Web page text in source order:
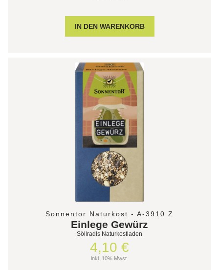
Sonnentor Naturkost - A-3910 Z
Einlege Gewürz
Söllradls Naturkostladen
4,10 €
inkl. 10% Mwst.